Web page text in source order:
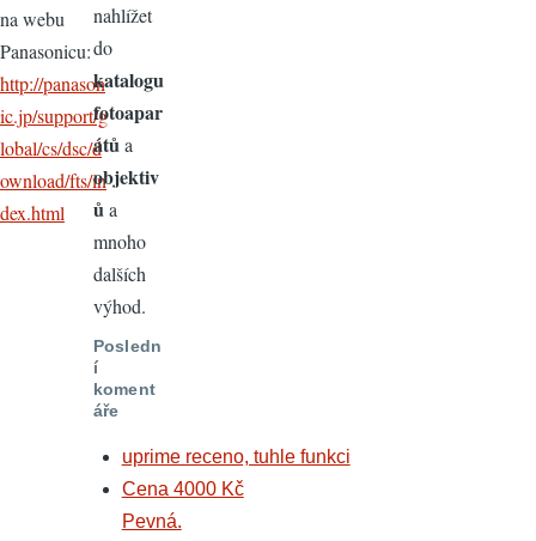
na webu
Panasonicu:
http://panason
ic.jp/support/g
lobal/cs/dsc/d
ownload/fts/in
dex.html
nahlížet
do
katalogu
fotoapar
átů a
objektiv
ů a
mnoho
dalších
výhod.
Posledn
í
koment
áře
uprime receno, tuhle funkci
Cena 4000 Kč
Pevná.